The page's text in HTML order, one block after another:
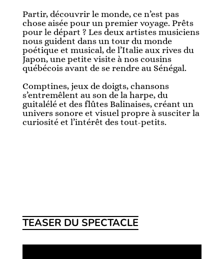
Partir, découvrir le monde, ce n’est pas
chose aisée pour un premier voyage. Prêts
pour le départ ? Les deux artistes musiciens
nous guident dans un tour du monde
poétique et musical, de l’Italie aux rives du
Japon, une petite visite à nos cousins
québécois avant de se rendre au Sénégal.
Comptines, jeux de doigts, chansons
s’entremêlent au son de la harpe, du
guitalélé et des flûtes Balinaises, créant un
univers sonore et visuel propre à susciter la
curiosité et l’intérêt des tout-petits.
TEASER DU SPECTACLE